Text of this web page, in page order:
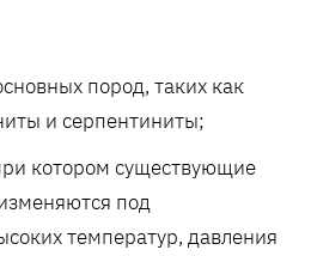
пород, таких как
и серпентиниты;
котором существующие
под
температур, давления